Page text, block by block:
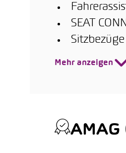
SEAT
Mehr anzeigen